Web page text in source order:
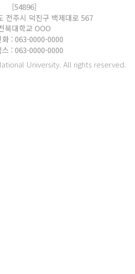
[54896]
전주시 덕진구 백제대로 567
북대학교 OOO
화 : 063-0000-0000
스 : 063-0000-0000
University. All rights reserved.